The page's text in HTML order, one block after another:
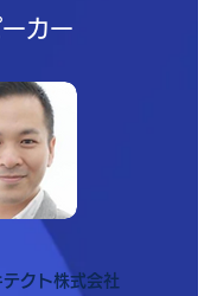
カー
クト株式会社